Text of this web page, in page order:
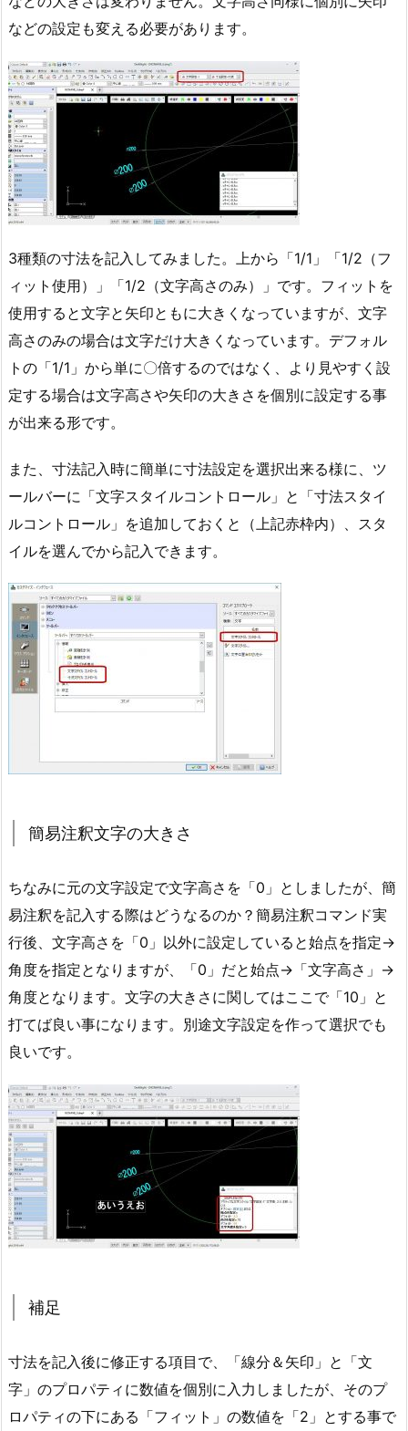
などの設定も変える必要があります。
3種類の寸法を記入してみました。上から「1/1」「1/2（フ
ィット使用）」「1/2（文字高さのみ）」です。フィットを
使用すると文字と矢印ともに大きくなっていますが、文字
高さのみの場合は文字だけ大きくなっています。デフォル
トの「1/1」から単に〇倍するのではなく、より見やすく設
定する場合は文字高さや矢印の大きさを個別に設定する事
が出来る形です。
また、寸法記入時に簡単に寸法設定を選択出来る様に、ツ
ールバーに「文字スタイルコントロール」と「寸法スタイ
ルコントロール」を追加しておくと（上記赤枠内）、スタ
イルを選んでから記入できます。
簡易注釈文字の大きさ
ちなみに元の文字設定で文字高さを「0」としましたが、簡
易注釈を記入する際はどうなるのか？簡易注釈コマンド実
行後、文字高さを「0」以外に設定していると始点を指定→
角度を指定となりますが、「0」だと始点→「文字高さ」→
角度となります。文字の大きさに関してはここで「10」と
打てば良い事になります。別途文字設定を作って選択でも
良いです。
補足
寸法を記入後に修正する項目で、「線分＆矢印」と「文
字」のプロパティに数値を個別に入力しましたが、そのプ
ロパティの下にある「フィット」の数値を「2」とする事で